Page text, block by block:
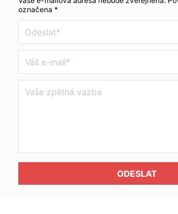
označena *
ODESLAT